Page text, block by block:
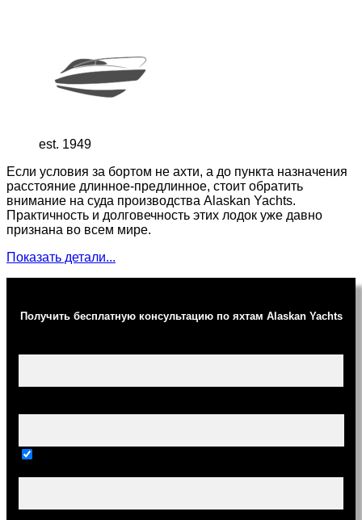
est. 1949
Если условия за бортом не ахти, а до пункта назначения
расстояние длинное-предлинное, стоит обратить
внимание на суда производства Alaskan Yachts.
Практичность и долговечность этих лодок уже давно
признана во всем мире.
Показать детали...
Получить бесплатную консультацию по яхтам Alaskan Yachts